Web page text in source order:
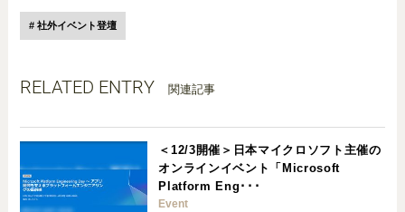
社外イベント登壇
RELATED ENTRY 関連記事
＜12/3開催＞日本マイクロソフト主催の
オンラインイベント「Microsoft
Platform Eng･･･
Event